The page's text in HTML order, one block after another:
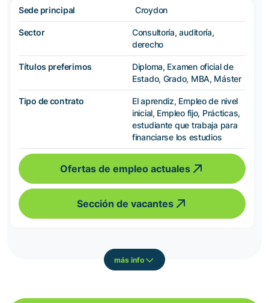
Sede principal Croydon
Sector
Consultoría, auditoría,
derecho
Títulos preferimos
Diploma, Examen oficial de
Estado, Grado, MBA, Máster
Tipo de contrato
El aprendiz, Empleo de nivel
inicial, Empleo fijo, Prácticas,
estudiante que trabaja para
financiarse los estudios
Ofertas de empleo actuales
Sección de vacantes
más info